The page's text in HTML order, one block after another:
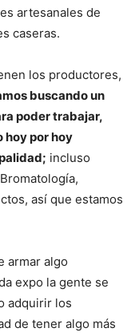
artesanales de
caseras.
los productores,
buscando un
poder trabajar,
hoy por hoy
incluso
así que estamos
armar algo
expo la gente se
adquirir los
de tener algo más